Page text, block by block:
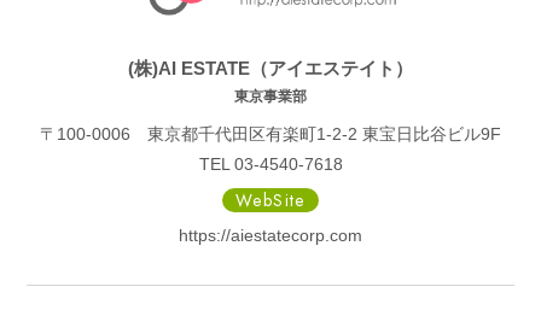
(株)AI ESTATE（アイエステイト）
東京事業部
〒100-0006 東京都千代田区有楽町1-2-2 東宝日比谷ビル9F
TEL 03-4540-7618
WebSite
https://aiestatecorp.com